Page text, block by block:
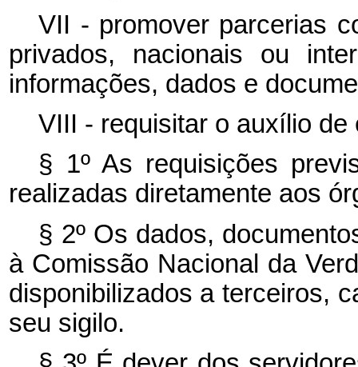
VII - promover parcerias
privados, nacionais ou
informações, dados e
VIII - requisitar o auxílio
§ 1º As requisições
realizadas diretamente aos
§ 2º Os dados,
à Comissão Nacional da
disponibilizados a terceiros,
seu sigilo.